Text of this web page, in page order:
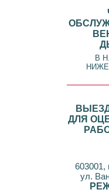
В
ДЛЯ
603001,
ул.